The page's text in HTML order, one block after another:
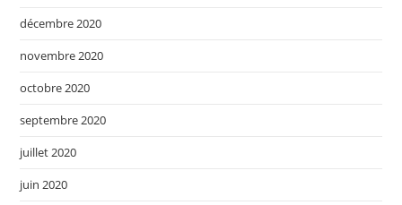
décembre 2020
novembre 2020
octobre 2020
septembre 2020
juillet 2020
juin 2020